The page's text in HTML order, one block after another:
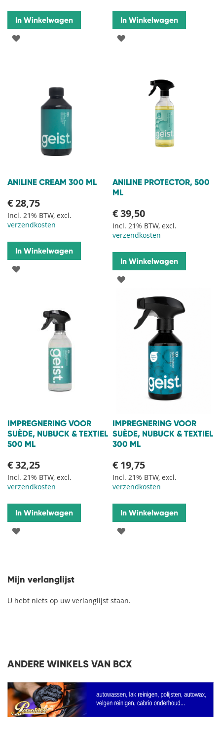
In Winkelwagen
VOEG
VERLANGLIJST
In Winkelwagen
VOEG
VERLANGLIJST
ANILINE CREAM 300 ML
€ 28,75
Incl. 21% BTW, excl.
verzendkosten
In Winkelwagen
VOEG
VERLANGLIJST
ANILINE PROTECTOR, 500
ML
€ 39,50
Incl. 21% BTW, excl.
verzendkosten
In Winkelwagen
VOEG
TOE
VERLANGLIJST
IMPREGNERING VOOR
SUÈDE, NUBUCK & TEXTIEL
500 ML
€ 32,25
Incl. 21% BTW, excl.
verzendkosten
In Winkelwagen
VOEG
VERLANGLIJST
IMPREGNERING VOOR
SUÈDE, NUBUCK & TEXTIEL
300 ML
€ 19,75
Incl. 21% BTW, excl.
verzendkosten
In Winkelwagen
VOEG
Mijn verlanglijst
U hebt niets op uw verlanglijst staan.
ANDERE WINKELS VAN BCX